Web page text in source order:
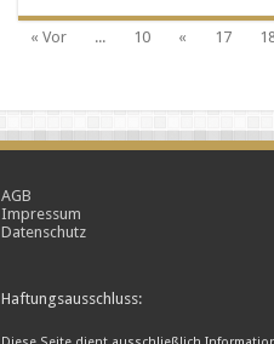
« Vor ... 10 « 17
AGB
Impressum
Datenschutz
Haftungsausschluss: